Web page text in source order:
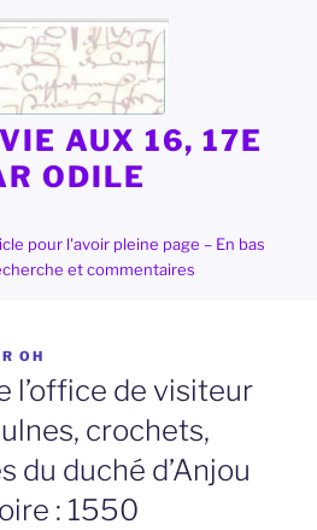
AUX 16, 17E
ODILE
pour l'avoir pleine page – En bas
et commentaires
OH
l’office de visiteur
crochets,
du duché d’Anjou
: 1550